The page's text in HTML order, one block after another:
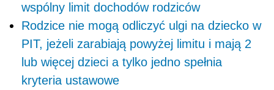
wspólny limit dochodów rodziców
Rodzice nie mogą odliczyć ulgi na dziecko w
PIT, jeżeli zarabiają powyżej limitu i mają 2
lub więcej dzieci a tylko jedno spełnia
kryteria ustawowe